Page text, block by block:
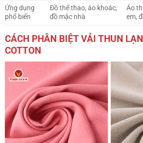
Ứng dụng
phổ biến
Đồ thể thao, áo khoác,
đồ mặc nhà
Áo
em,
CÁCH PHÂN BIỆT VẢI THUN
COTTON